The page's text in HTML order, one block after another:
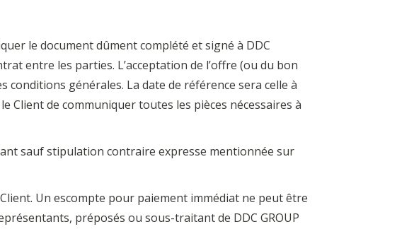
le document dûment complété et signé à DDC
entre les parties. L’acceptation de l’offre (ou du bon
conditions générales. La date de référence sera celle à
Client de communiquer toutes les pièces nécessaires à
sauf stipulation contraire expresse mentionnée sur
Un escompte pour paiement immédiat ne peut être
préposés ou sous-traitant de DDC GROUP